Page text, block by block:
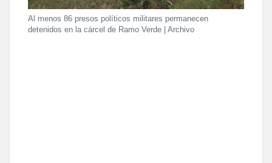
Al menos 86 presos políticos militares permanecen
detenidos en la cárcel de Ramo Verde | Archivo